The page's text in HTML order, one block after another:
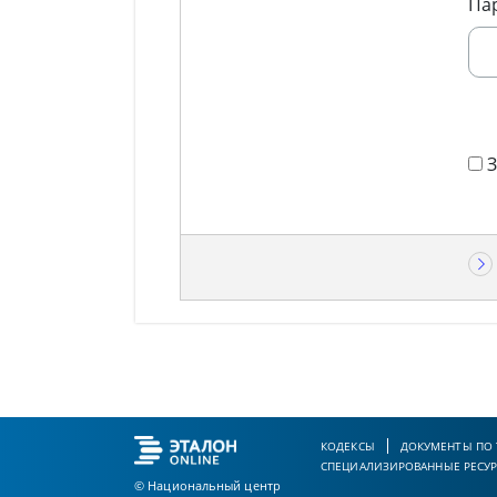
© Национальный центр
КОДЕКСЫ ДОКУМЕНТЫ ПО
СПЕЦИАЛИЗИРОВАННЫЕ